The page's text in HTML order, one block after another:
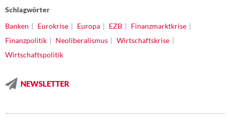
Schlagwörter
Banken
Eurokrise Europa EZB
Finanzmarktkrise
Finanzpolitik
Neoliberalismus
Wirtschaftskrise
Wirtschaftspolitik
NEWSLETTER